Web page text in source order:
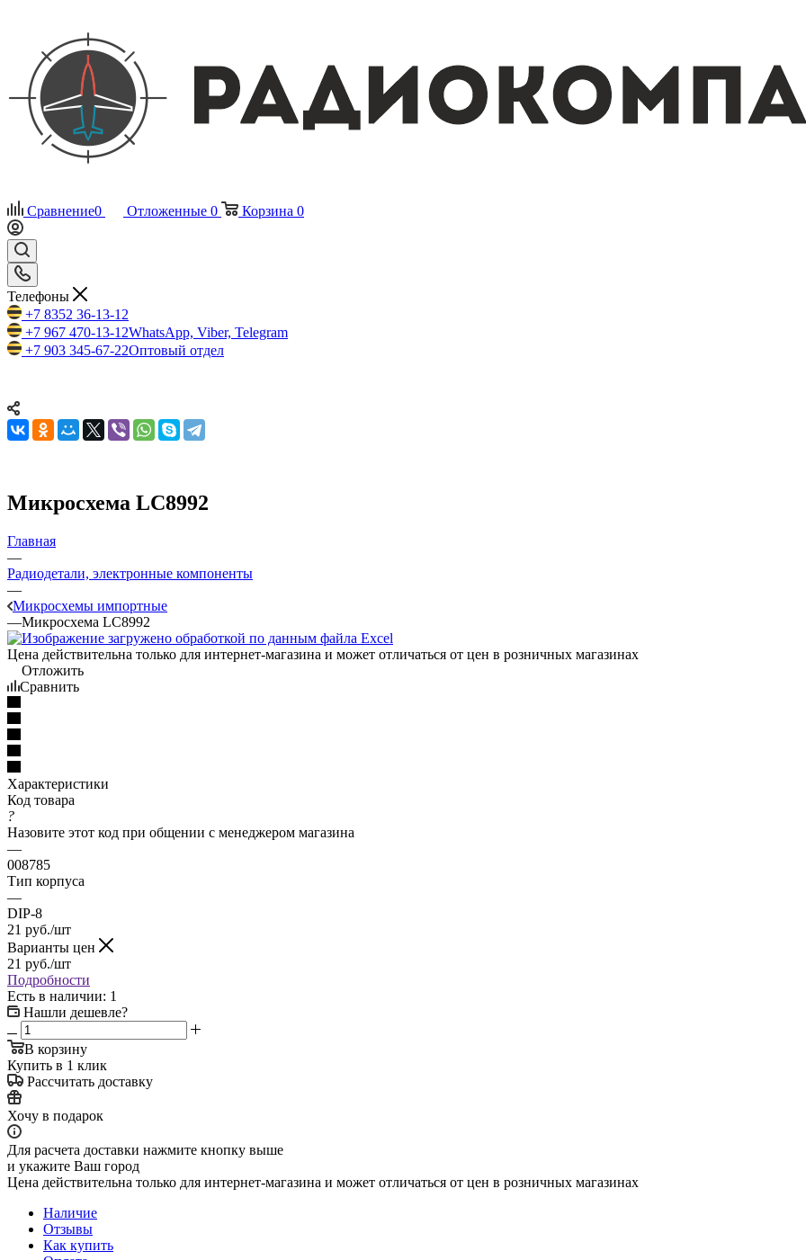
Сравнение0 Отложенные 0 Корзина 0
Телефоны
+7 8352 36-13-12
+7 967 470-13-12WhatsApp, Viber, Telegram
+7 903 345-67-22Оптовый отдел
Микросхема LC8992
Главная
—
Радиодетали, электронные компоненты
—
Микросхемы импортные
—Микросхема LC8992
Цена действительна только для интернет-магазина и может отличаться от цен в розничных магазинах
Отложить
Сравнить
Характеристики
Код товара
?
Назовите этот код при общении с менеджером магазина
—
008785
Тип корпуса
—
DIP-8
21 руб./шт
Варианты цен
21 руб./шт
Подробности
Есть в наличии: 1
Нашли дешевле?
В корзину
Купить в 1 клик
Рассчитать доставку
Хочу в подарок
Для расчета доставки нажмите кнопку выше
и укажите Ваш город
Цена действительна только для интернет-магазина и может отличаться от цен в розничных магазинах
Наличие
Отзывы
Как купить